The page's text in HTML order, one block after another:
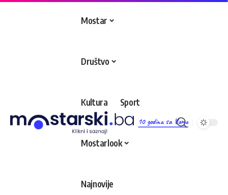
10 godina sa Vama
Mostar
Društvo
Kultura Sport
Mostarlook
Najnovije